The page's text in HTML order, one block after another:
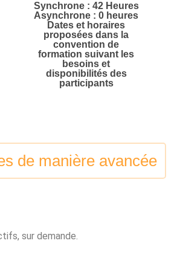
Synchrone : 42 Heures
Asynchrone : 0 heures
Dates et horaires
proposées dans la
convention de
formation suivant les
besoins et
disponibilités des
participants
de manière avancée
sur demande.